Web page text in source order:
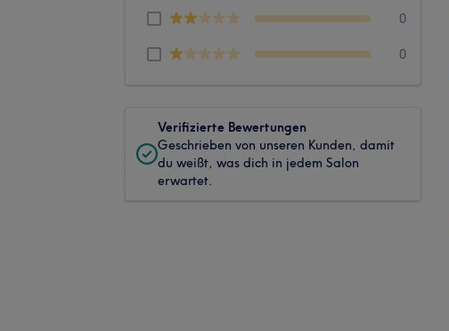
0
0
Verifizierte Bewertungen
Geschrieben von unseren Kunden, damit
du weißt, was dich in jedem Salon
erwartet.